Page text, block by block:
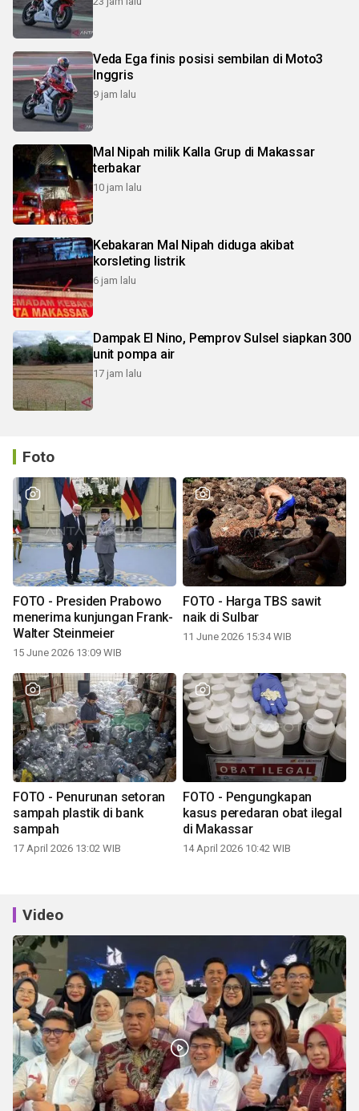
Veda Ega finis posisi sembilan di Moto3
Inggris
9 jam lalu
Mal Nipah milik Kalla Grup di Makassar
terbakar
10 jam lalu
Kebakaran Mal Nipah diduga akibat
korsleting listrik
6 jam lalu
Dampak El Nino, Pemprov Sulsel siapkan 300
unit pompa air
17 jam lalu
Foto
FOTO - Presiden Prabowo
menerima kunjungan Frank-
Walter Steinmeier
15 June 2026 13:09 WIB
FOTO - Harga TBS sawit
naik di Sulbar
11 June 2026 15:34 WIB
FOTO - Penurunan setoran
sampah plastik di bank
sampah
17 April 2026 13:02 WIB
FOTO - Pengungkapan
kasus peredaran obat ilegal
di Makassar
14 April 2026 10:42 WIB
Video